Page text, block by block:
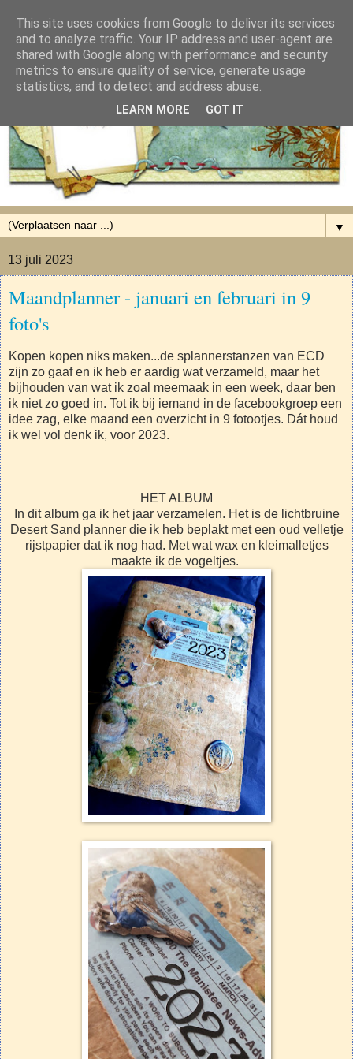
▼
13 juli 2023
Maandplanner - januari en februari in 9
foto's
Kopen kopen niks maken...de splannerstanzen van ECD
zijn zo gaaf en ik heb er aardig wat verzameld, maar het
bijhouden van wat ik zoal meemaak in een week, daar ben
ik niet zo goed in. Tot ik bij iemand in de facebookgroep een
idee zag, elke maand een overzicht in 9 fotootjes. Dát houd
ik wel vol denk ik, voor 2023.
HET ALBUM
In dit album ga ik het jaar verzamelen. Het is de lichtbruine
Desert Sand planner die ik heb beplakt met een oud velletje
rijstpapier dat ik nog had. Met wat wax en kleimalletjes
maakte ik de vogeltjes.
This site uses cookies from Google to deliver its services
and to analyze traffic. Your IP address and user-agent are
shared with Google along with performance and security
metrics to ensure quality of service, generate usage
statistics, and to detect and address abuse.
LEARN MORE GOT IT